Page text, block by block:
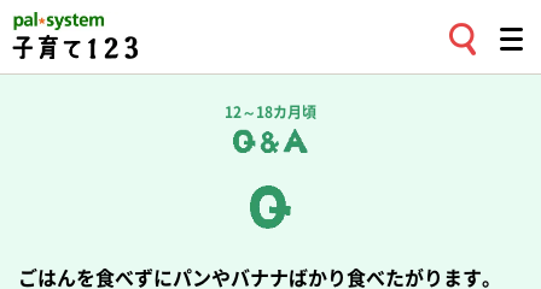
12～18カ月頃
ごはんを食べずにパンやバナナばかり食べたがります。